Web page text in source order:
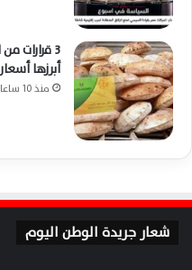
3 قرارات
أبرزها
منذ 10 ساعات
شعار جريدة الوطن اليوم